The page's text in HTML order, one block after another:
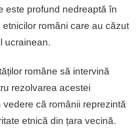
este profund nedreaptă în
români care au căzut
ucrainean.
române să intervină
rezolvarea acestei
că românii reprezintă
etnică din țara vecină.